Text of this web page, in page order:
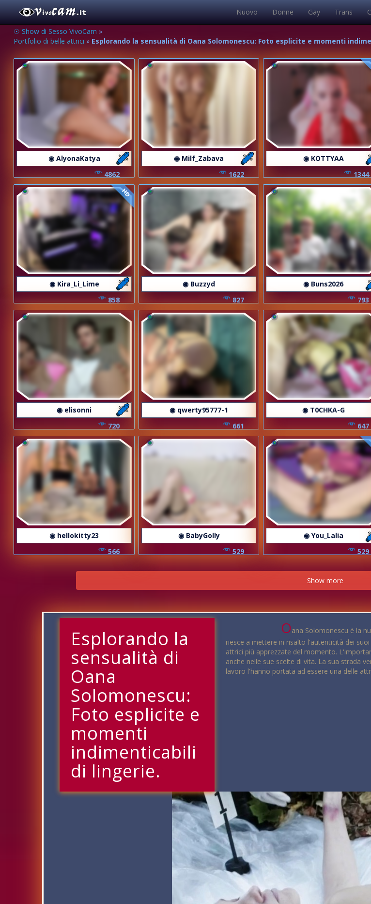
Nuovo Donne Gay Trans
☉ Show di Sesso VivoCam »
Portfolio di belle attrici » Esplorando la sensualità di Oana Solomonescu: Foto esplicite e momenti
◉ AlyonaKatya
4862
◉ Milf_Zabava
1622
◉ KOTTYAA
1344
HD
◉ Kira_Li_Lime
858
◉ Buzzyd
827
◉ Buns2026
793
◉ elisonni
720
◉ qwerty95777-1
661
◉ T0CHKA-G
647
◉ hellokitty23
566
◉ BabyGolly
529
◉ You_Lalia
529
Show more
Esplorando la
sensualità di
Oana
Solomonescu:
Foto esplicite e
momenti
indimenticabili
di lingerie.
Oana Solomonescu è la
riesce a mettere in risalto l'autenticità dei
attrici più apprezzate del momento.
anche nelle sue scelte di vita. La sua strada
lavoro l'hanno portata ad essere una delle